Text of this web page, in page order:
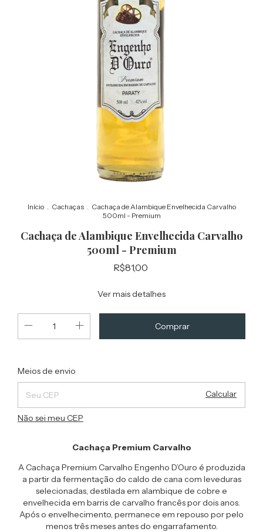
Início Cachaças
Cachaça de Alambique Envelhecida Carvalho
500ml - Premium
Cachaça de Alambique Envelhecida Carvalho
500ml - Premium
R$81,00
Ver mais detalhes
Entregas para o CEP:
Meios de envio
Calcular
Não sei meu CEP
Cachaça Premium Carvalho
A Cachaça Premium Carvalho Engenho D’Ouro é produzida
a partir da fermentação do caldo de cana com leveduras
selecionadas, destilada em alambique de cobre e
envelhecida em barris de carvalho francês por dois anos.
Após o envelhecimento, permanece em repouso por pelo
menos três meses antes do engarrafamento.